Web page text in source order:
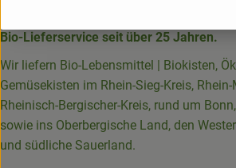
Bio-Lieferservice seit über 25 Jahren.
Wir liefern Bio-Lebensmittel | Biokisten,
Gemüsekisten im Rhein-Sieg-Kreis,
Rheinisch-Bergischer-Kreis, rund um
sowie ins Oberbergische Land, den
und südliche Sauerland.